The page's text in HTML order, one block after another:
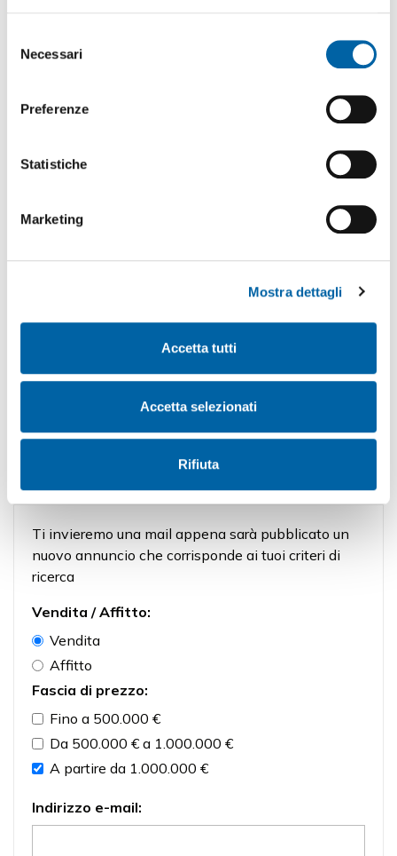
delNecessari
Preferenze
Statistiche
Marketing
Mostra dettagli
Accetta tutti
Accetta selezionati
Rifiuta
Descrizione casa
Indirizzo
Chiedi maggiori informazioni
oppure
Ti invieremo una mail appena sarà pubblicato un
nuovo annuncio che corrisponde ai tuoi criteri di
ricerca
Vendita / Affitto:
Vendita
Affitto
Fascia di prezzo:
Fino a 500.000 €
Da 500.000 € a 1.000.000 €
A partire da 1.000.000 €
Indirizzo e-mail: